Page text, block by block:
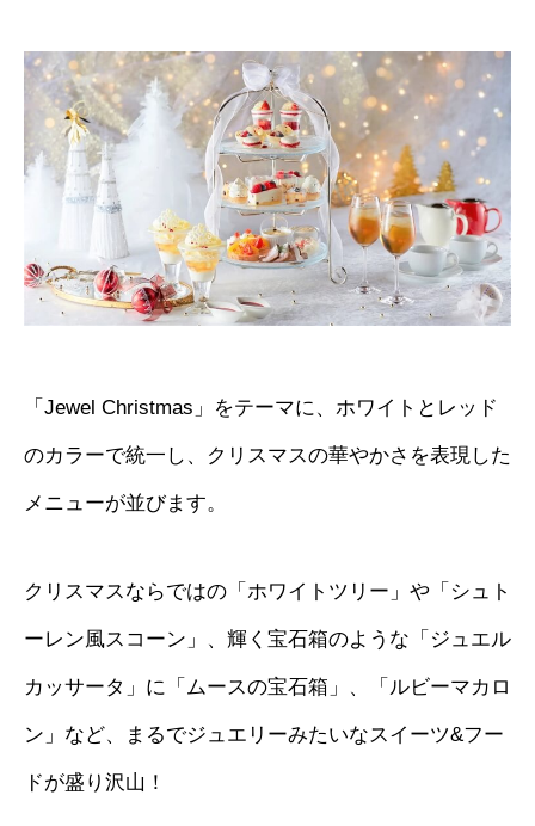
「Jewel Christmas」をテーマに、ホワイトとレッド
のカラーで統一し、クリスマスの華やかさを表現した
メニューが並びます。
クリスマスならではの「ホワイトツリー」や「シュト
ーレン風スコーン」、輝く宝石箱のような「ジュエル
カッサータ」に「ムースの宝石箱」、「ルビーマカロ
ン」など、まるでジュエリーみたいなスイーツ&フー
ドが盛り沢山！